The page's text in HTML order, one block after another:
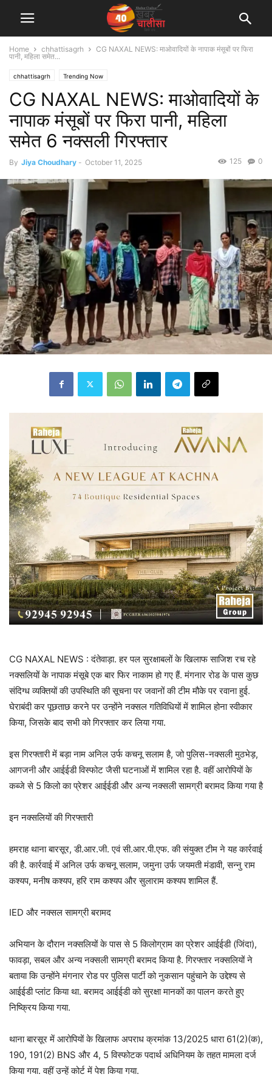
Home chhattisagrh
CG NAXAL NEWS: माओवादियों के नापाक मंसूबों पर फिरा
पानी, महिला समेत...
chhattisagrh Trending Now
CG NAXAL NEWS: माओवादियों के
नापाक मंसूबों पर फिरा पानी, महिला
समेत 6 नक्सली गिरफ्तार
By Jiya Choudhary - October 11, 2025 0
125
CG NAXAL NEWS : दंतेवाड़ा. हर पल सुरक्षाबलों के खिलाफ साजिश रच रहे
नक्सलियों के नापाक मंसूबे एक बार फिर नाकाम हो गए हैं. मंगनार रोड के पास कुछ
संदिग्ध व्यक्तियों की उपस्थिति की सूचना पर जवानों की टीम मौके पर रवाना हुई.
घेराबंदी कर पूछताछ करने पर उन्होंने नक्सल गतिविधियों में शामिल होना स्वीकार
किया, जिसके बाद सभी को गिरफ्तार कर लिया गया.
इस गिरफ्तारी में बड़ा नाम अनिल उर्फ कचनू सलाम है, जो पुलिस-नक्सली मुठभेड़,
आगजनी और आईईडी विस्फोट जैसी घटनाओं में शामिल रहा है. वहीं आरोपियों के
कब्जे से 5 किलो का प्रेशर आईईडी और अन्य नक्सली सामग्री बरामद किया गया है
इन नक्सलियों की गिरफ्तारी
हमराह थाना बारसूर, डी.आर.जी. एवं सी.आर.पी.एफ. की संयुक्त टीम ने यह कार्रवाई
की है. कार्रवाई में अनिल उर्फ कचनू सलाम, जमुना उर्फ जयमती मंडावी, सन्नु राम
कश्यप, मनीष कश्यप, हरि राम कश्यप और सुलाराम कश्यप शामिल हैं.
IED और नक्सल सामग्री बरामद
अभियान के दौरान नक्सलियों के पास से 5 किलोग्राम का प्रेशर आईईडी (जिंदा),
फावड़ा, सबल और अन्य नक्सली सामग्री बरामद किया है. गिरफ्तार नक्सलियों ने
बताया कि उन्होंने मंगनार रोड पर पुलिस पार्टी को नुकसान पहुंचाने के उद्देश्य से
आईईडी प्लांट किया था. बरामद आईईडी को सुरक्षा मानकों का पालन करते हुए
निष्क्रिय किया गया.
थाना बारसूर में आरोपियों के खिलाफ अपराध क्रमांक 13/2025 धारा 61(2)(क),
190, 191(2) BNS और 4, 5 विस्फोटक पदार्थ अधिनियम के तहत मामला दर्ज
किया गया. वहीं उन्हें कोर्ट में पेश किया गया.